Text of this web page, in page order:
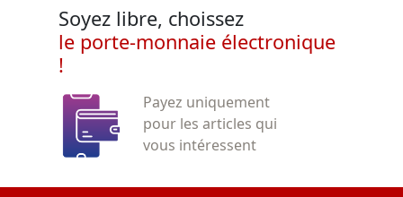
Soyez libre, choissez
le porte-monnaie électronique
!
Payez uniquement
pour les articles qui
vous intéressent